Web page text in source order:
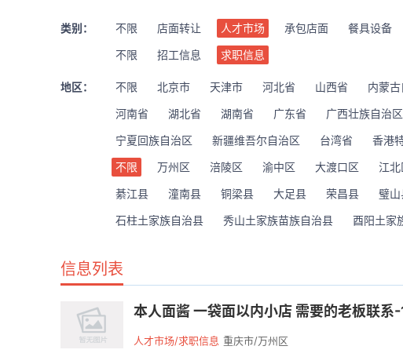
类别： 不限 店面转让 人才市场 承包店面 餐具设备
不限
招工信息 求职信息
地区： 不限 北京市 天津市 河北省 山西省 内蒙
河南省
湖北省 湖南省 广东省 广西壮族自治区
宁夏回族自治区
新疆维吾尔自治区 台湾省 香港
不限
万州区 涪陵区 渝中区 大渡口区 江北
綦江县
潼南县 铜梁县 大足县 荣昌县 璧山
石柱土家族自治县
秀山土家族苗族自治县 酉阳土家
信息列表
本人面酱 一袋面以内小店 需要的老板联
人才市场/求职信息 重庆市/万州区